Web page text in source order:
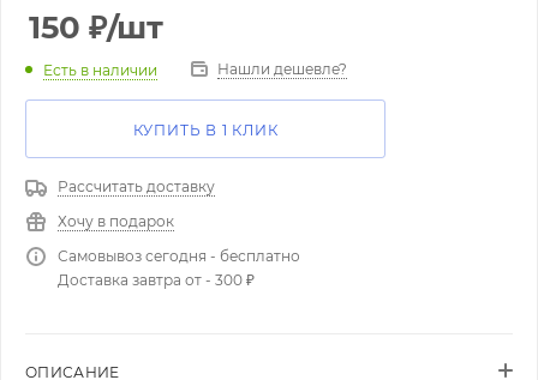
150 ₽/шт
Есть в наличии Нашли дешевле?
КУПИТЬ В 1 КЛИК
Рассчитать доставку
Хочу в подарок
Самовывоз сегодня - бесплатно
Доставка завтра от - 300 ₽
ОПИСАНИЕ